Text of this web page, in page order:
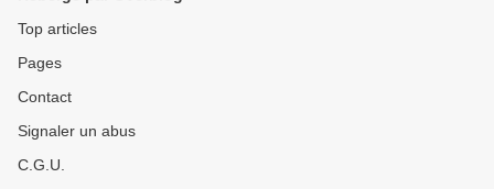
Top articles
Pages
Contact
Signaler un abus
C.G.U.